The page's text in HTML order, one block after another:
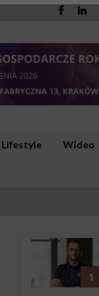
Lifestyle Wideo
1